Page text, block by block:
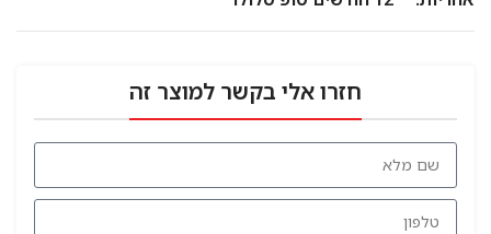
חזרו אלי בקשר למוצר זה